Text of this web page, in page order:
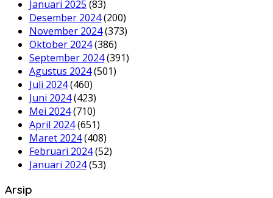
Januari 2025 (83)
Desember 2024(200)
November 2024(373)
Oktober 2024(386)
September 2024(391)
Agustus 2024(501)
Juli 2024(460)
Juni 2024(423)
Mei 2024(710)
April 2024(651)
Maret 2024(408)
Februari 2024(52)
Januari 2024(53)
Arsip